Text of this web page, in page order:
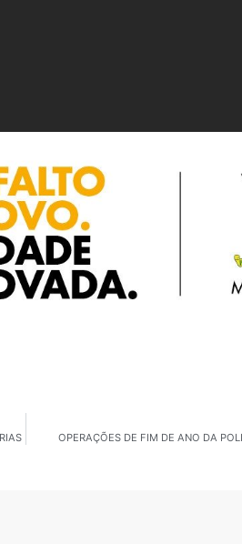
OPERAÇÕES DE FIM DE ANO DA